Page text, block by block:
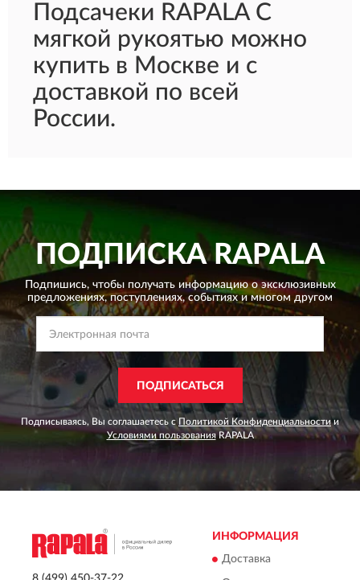
Подсачеки RAPALA С
мягкой рукоятью можно
купить в Москве и с
доставкой по всей
России.
ПОДПИСКАRAPALA
Подпишись, чтобы получать информацию о эксклюзивных
предложениях,поступлениях, событиях и многом другом
ПОДПИСАТЬСЯ
Подписываясь, Вы соглашаетесь сПолитикой Конфиденциальности и
Условиями пользованияRAPALA
ИНФОРМАЦИЯ
Доставка